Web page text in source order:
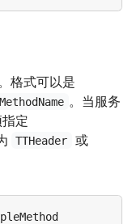
格式可以是
MethodName 。当服务
定
TTHeader 或